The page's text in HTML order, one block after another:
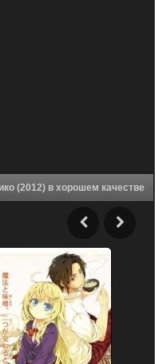
Аниме Любовный дневник Отомэ Надэсико (2012) в хорошем качестве